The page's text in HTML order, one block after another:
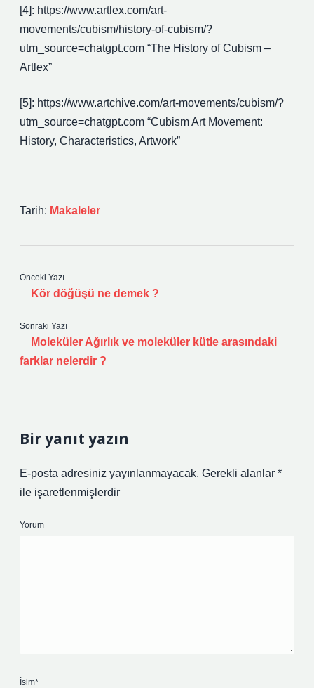
[4]: https://www.artlex.com/art-
movements/cubism/history-of-cubism/?
utm_source=chatgpt.com “The History of Cubism –
Artlex”
[5]: https://www.artchive.com/art-movements/cubism/?
utm_source=chatgpt.com “Cubism Art Movement:
History, Characteristics, Artwork”
Tarih: Makaleler
Önceki Yazı
Kör döğüşü ne demek ?
Sonraki Yazı
Moleküler Ağırlık ve moleküler kütle arasındaki
farklar nelerdir ?
Bir yanıt yazın
E-posta adresiniz yayınlanmayacak. Gerekli alanlar *
ile işaretlenmişlerdir
Yorum
İsim*